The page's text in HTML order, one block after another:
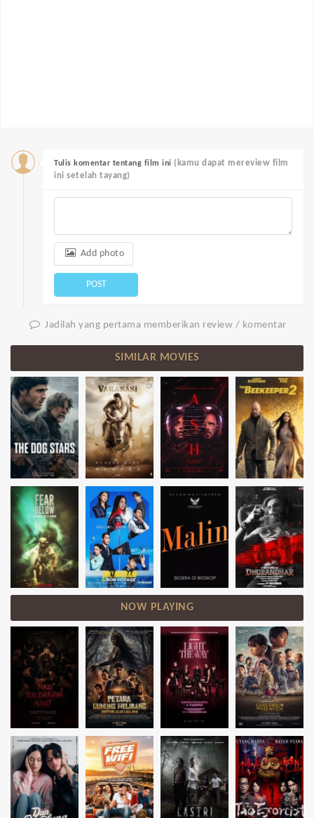
Tulis komentar tentang film ini (kamu dapat mereview film
ini setelah tayang)
Add photo
POST
Jadilah yang pertama memberikan review / komentar
SIMILAR MOVIES
NOW PLAYING